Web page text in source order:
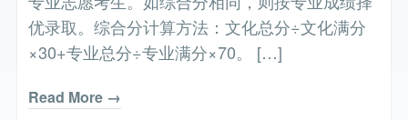
优录取。综合分计算方法：文化总分÷文化满分
×30+专业总分÷专业满分×70。 […]
Read More →